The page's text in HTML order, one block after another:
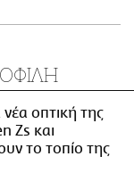
οπτική της
Zs και
το τοπίο της